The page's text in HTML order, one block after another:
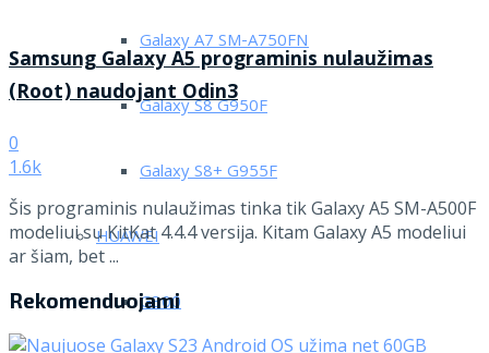
Galaxy A7 SM-A750FN
Galaxy S8 G950F
Galaxy S8+ G955F
HUAWEI
G300
Samsung Galaxy A5 programinis nulaužimas
(Root) naudojant Odin3
0
1.6k
Šis programinis nulaužimas tinka tik Galaxy A5 SM-A500F
modeliui su KitKat 4.4.4 versija. Kitam Galaxy A5 modeliui
ar šiam, bet ...
Rekomenduojami